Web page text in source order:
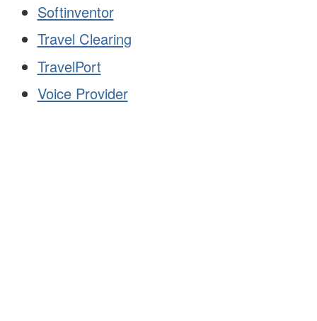
Softinventor
Travel Clearing
TravelPort
Voice Provider